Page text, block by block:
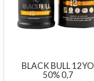
BLACK BULL 12YO
50% 0,7